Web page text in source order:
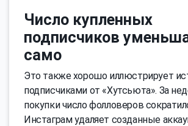
Число купленных
подписчиков
само
Это также хорошо иллюстрирует
подписчиками от «Хутсьюта». За
покупки число фолловеров
Инстаграм удаляет созданные